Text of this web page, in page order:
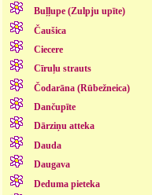
Buļļupe (Zulpju upīte)
Čaušica
Ciecere
Cīruļu strauts
Čodarāna (Rūbežneica)
Dančupīte
Dārziņu atteka
Dauda
Daugava
Deduma pieteka